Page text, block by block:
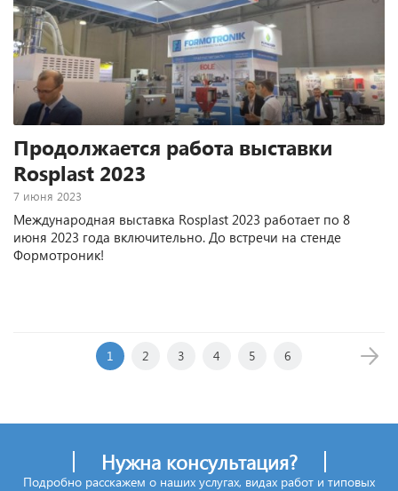
Продолжается работа выставки
Rosplast 2023
7 июня 2023
Международная выставка Rosplast 2023 работает по 8
июня 2023 года включительно. До встречи на стенде
Формотроник!
1 2 3 4 5 6
Нужна консультация?
Подробно расскажем о наших услугах, видах работ и типовых